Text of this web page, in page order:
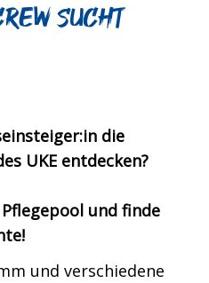
sucht
die
UKE entdecken?
und finde
und verschiedene